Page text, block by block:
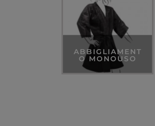
ABBIGLIAMENT
O MONOUSO